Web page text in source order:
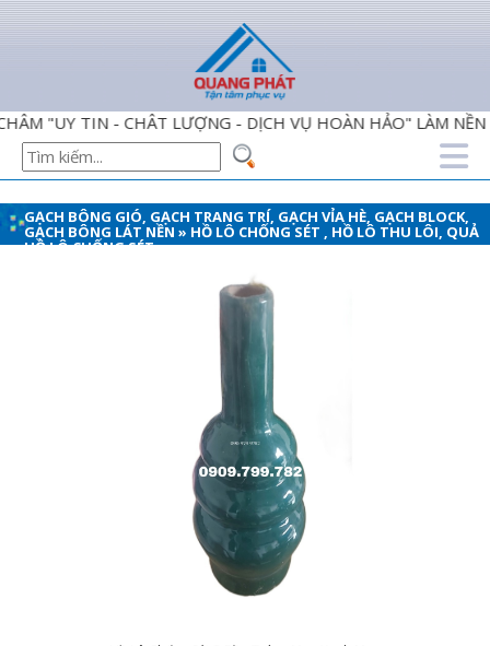
TIN - CHÂT LƯỢNG - DỊCH VỤ HOÀN HẢO" LÀM NỀN
GẠCH BÔNG GIÓ, GẠCH TRANG TRÍ, GẠCH VỈA HÈ, GẠCH BLOCK,
GẠCH BÔNG LÁT NỀN » HỒ LÔ CHỐNG SÉT , HỒ LÔ THU LÔI, QUẢ
HỒ LÔ CHỐNG SÉT